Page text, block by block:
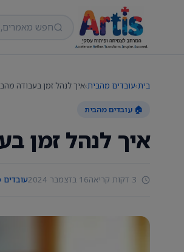
בית›עובדים מהבית›איך לנהל זמן בעבודה
🏠 עובדים מהבית
איך לנהל זמן
16 בדצמבר 2024